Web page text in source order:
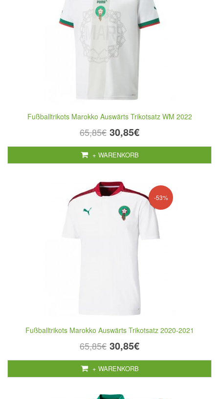
Fußballtrikots Marokko Auswärts Trikotsatz WM 2022
65,85€ 30,85€
+ WARENKORB
-53%
Fußballtrikots Marokko Auswärts Trikotsatz 2020-2021
65,85€ 30,85€
+ WARENKORB